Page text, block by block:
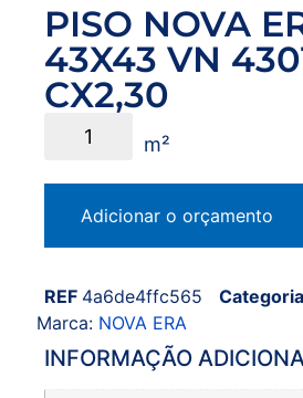
PISO NOVA
43X43 VN
CX2,30
Adicionar o orçamento
REF 4a6de4ffc565 Categoria
Marca: NOVA ERA
INFORMAÇÃO